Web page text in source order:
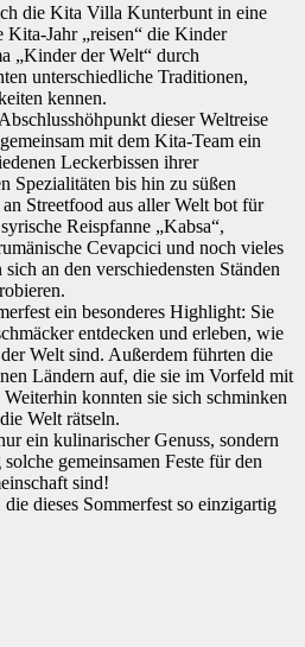
die Kita Villa Kunterbunt in eine
Kita-Jahr „reisen“ die Kinder
„Kinder der Welt“ durch
unterschiedliche Traditionen,
kennen.
dieser Weltreise
mit dem Kita-Team ein
Leckerbissen ihrer
Spezialitäten bis hin zu süßen
Streetfood aus aller Welt bot für
Reispfanne „Kabsa“,
Cevapcici und noch vieles
an den verschiedensten Ständen
ein besonderes Highlight: Sie
entdecken und erleben, wie
Welt sind. Außerdem führten die
Ländern auf, die sie im Vorfeld mit
Weiterhin konnten sie sich schminken
Welt rätseln.
ein kulinarischer Genuss, sondern
gemeinsamen Feste für den
sind!
dieses Sommerfest so einzigartig